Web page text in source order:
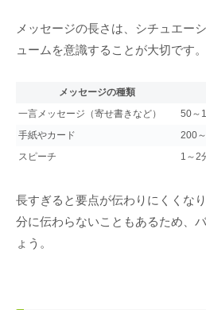
メッセージの長さは、シチュエー
ュームを意識することが大切です。
メッセージの種類
一言メッセージ（寄せ書きなど）
50～
手紙やカード
200
スピーチ
1～2
長すぎると要点が伝わりにくくな
分に伝わらないこともあるため、
ょう。